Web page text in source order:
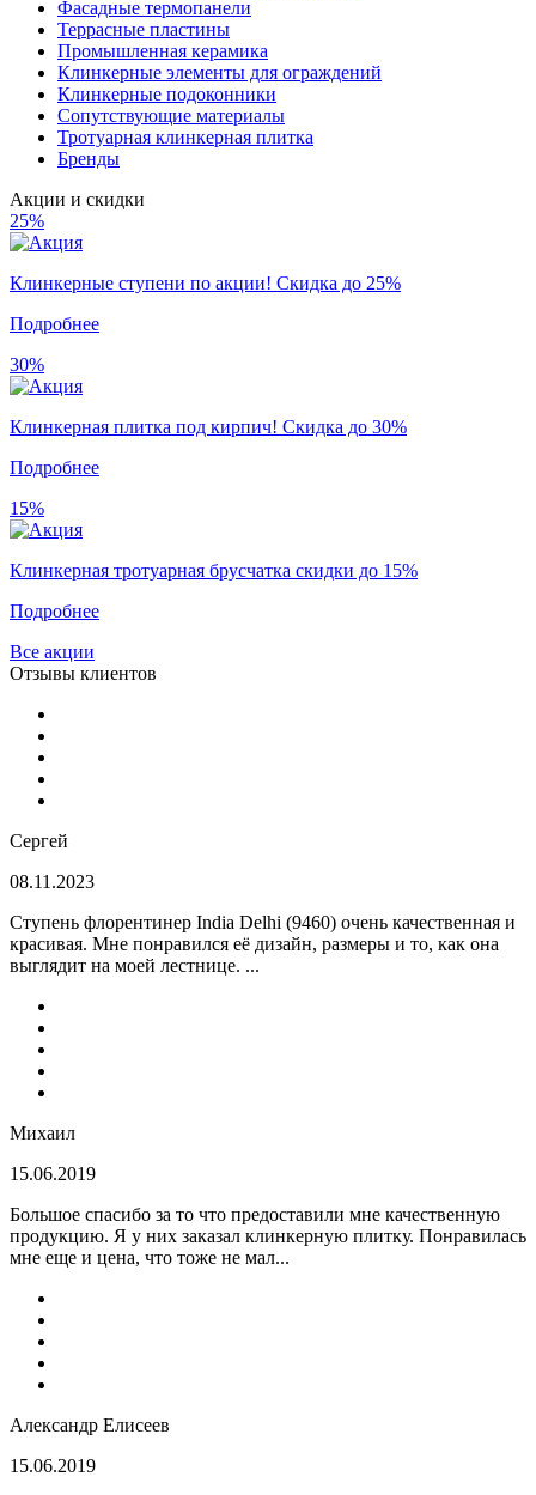
Фасадные термопанели
Террасные пластины
Промышленная керамика
Клинкерные элементы для ограждений
Клинкерные подоконники
Сопутствующие материалы
Тротуарная клинкерная плитка
Бренды
Акции и скидки
25%
Клинкерные ступени по акции! Скидка до 25%
Подробнее
30%
Клинкерная плитка под кирпич! Скидка до 30%
Подробнее
15%
Клинкерная тротуарная брусчатка скидки до 15%
Подробнее
Все акции
Отзывы клиентов
Сергей
08.11.2023
Ступень флорентинер India Delhi (9460) очень качественная и
красивая. Мне понравился её дизайн, размеры и то, как она
выглядит на моей лестнице. ...
Михаил
15.06.2019
Большое спасибо за то что предоставили мне качественную
продукцию. Я у них заказал клинкерную плитку. Понравилась
мне еще и цена, что тоже не мал...
Александр Елисеев
15.06.2019